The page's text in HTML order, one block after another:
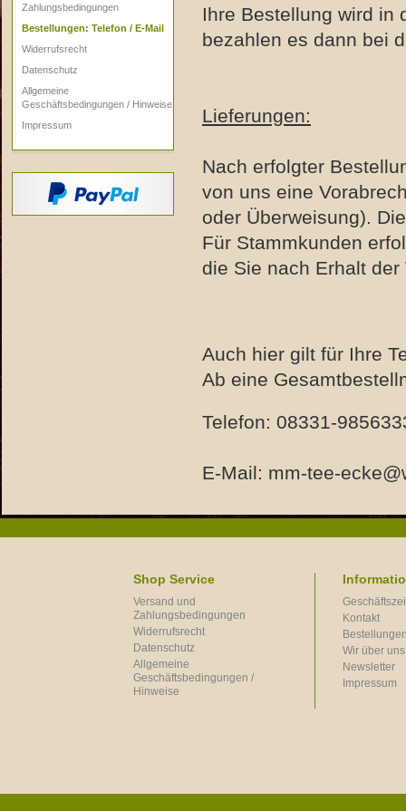
Zahlungsbedingungen
Bestellungen: Telefon / E-Mail
Widerrufsrecht
Datenschutz
Allgemeine
Geschäftsbedingungen / Hinweise
Impressum
Ihre Bestellung wird in
bezahlen es dann bei
Lieferungen:
Nach erfolgter
von uns eine
oder Überweisung).
Für Stammkunden
die Sie nach Erhalt
Auch hier gilt für Ihre
Ab eine
Telefon: 08331-
E-Mail: mm-tee-
Shop Service
Versand und
Zahlungsbedingungen
Widerrufsrecht
Datenschutz
Allgemeine
Geschäftsbedingungen /
Hinweise
Kontakt
Wir über uns
Newsletter
Impressum